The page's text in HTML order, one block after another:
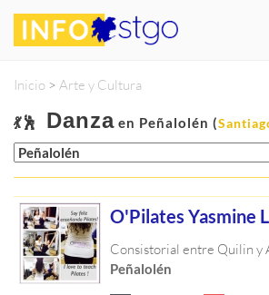
Inicio > Arte y Cultura
💃🕺 Danza en Peñalolén (
O'Pilates Yasmine
Consistorial entre Quilin y
Peñalolén